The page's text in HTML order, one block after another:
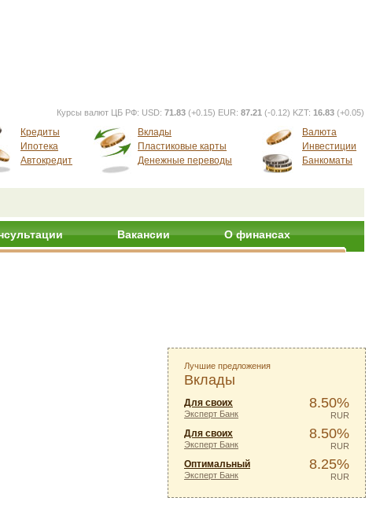
Курсы валют ЦБ РФ: USD: 71.83 (+0.15) EUR: 87.21 (-0.12) KZT: 16.83 (+0.05)
Кредиты
Ипотека
Автокредит
Вклады
Пластиковые карты
Денежные переводы
Валюта
Инвестиции
Банкоматы
Вакансии О финансах
Лучшие предложения
Вклады
Для своих
Эксперт Банк
8.50%
RUR
Для своих
Эксперт Банк
8.50%
RUR
Оптимальный
Эксперт Банк
8.25%
RUR